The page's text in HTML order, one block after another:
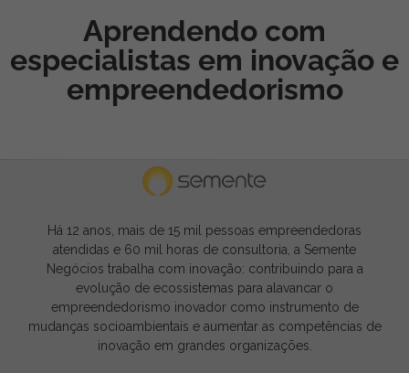
Aprendendo com
especialistas em inovação e
empreendedorismo
Há 12 anos, mais de 15 mil pessoas empreendedoras
atendidas e 60 mil horas de consultoria, a Semente
Negócios trabalha com inovação: contribuindo para a
evolução de ecossistemas para alavancar o
empreendedorismo inovador como instrumento de
mudanças socioambientais e aumentar as competências de
inovação em grandes organizações.